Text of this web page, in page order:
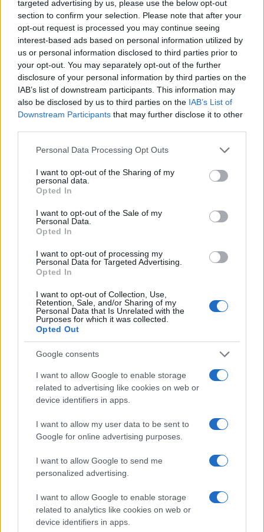
targeted advertising by us, please use the below opt-out
section to confirm your selection. Please note that after your
opt-out request is processed you may continue seeing
interest-based ads based on personal information utilized by
us or personal information disclosed to third parties prior to
your opt-out. You may separately opt-out of the further
disclosure of your personal information by third parties on the
IAB’s list of downstream participants. This information may
also be disclosed by us to third parties on the IAB’s List of
Downstream Participants that may further disclose it to other
Please note that this website/app uses one or more Google
not limited to your visit or usage behaviour. You may click to
grant or deny consent to Google and its third-party tags to
use your data for below specified purposes in below Google
consent section.
Personal Data Processing Opt Outs
I want to opt-out of the Sharing of my
personal data.
Opted In
I want to opt-out of the Sale of my
Personal Data.
Opted In
I want to opt-out of processing my
Personal Data for Targeted Advertising.
Opted In
I want to opt-out of Collection, Use,
Retention, Sale, and/or Sharing of my
Personal Data that Is Unrelated with the
Purposes for which it was collected.
Opted Out
Google consents
I want to allow Google to enable storage
related to advertising like cookies on web or
device identifiers in apps.
I want to allow my user data to be sent to
Google for online advertising purposes.
I want to allow Google to send me
personalized advertising.
I want to allow Google to enable storage
related to analytics like cookies on web or
device identifiers in apps.
AUTORE
AiAdhubMedia
FOCUS PMI